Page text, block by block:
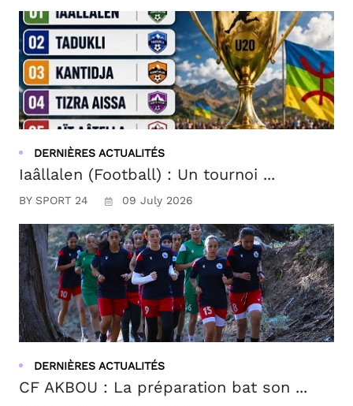
DERNIÈRES ACTUALITÉS
Iaâllalen (Football) : Un tournoi ...
BY SPORT 24 09 July 2026
DERNIÈRES ACTUALITÉS
CF AKBOU : La préparation bat son ...